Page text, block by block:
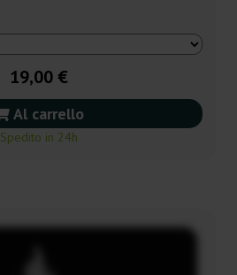
19,00 €
Al carrello
Spedito in 24h